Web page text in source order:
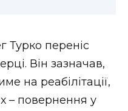
Турко переніс
Він зазначав,
на реабілітації,
– повернення у